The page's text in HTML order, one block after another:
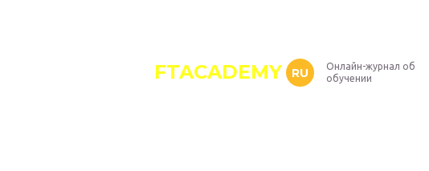
FTACADEMY RU
Онлайн-журнал об
обучении